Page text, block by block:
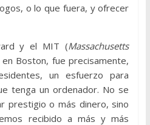
o lo que fuera, y ofrecer
y el MIT (Massachusetts
en Boston, fue precisamente,
un esfuerzo para
tenga un ordenador. No se
prestigio o más dinero, sino
recibido a más y más